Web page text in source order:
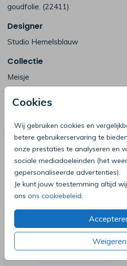
Cookies
Wij gebruiken cookies en
betere gebruikerservaring te
onze prestaties te analyseren en
sociale mediadoeleinden (het
gepersonaliseerde advertenties).
Je kunt jouw toestemming altijd
ons ons cookiebeleid
Weigeren
goudfolie. (22411)
Designer
Studio Hemelsblauw
Collectie
Meisje
Deze producten zijn
voor je